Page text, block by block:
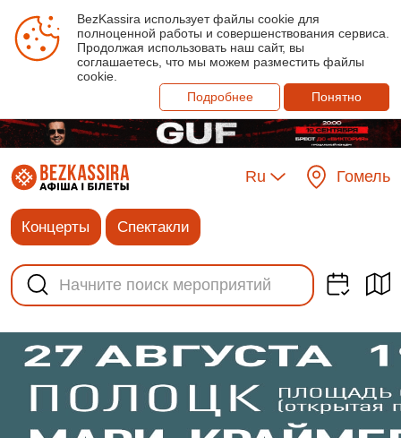
BezKassira использует файлы cookie для
полноценной работы и совершенствования сервиса.
Продолжая использовать наш сайт, вы
соглашаетесь, что мы можем разместить файлы
cookie.
Подробнее
Понятно
Ru Гомель
Концерты Спектакли